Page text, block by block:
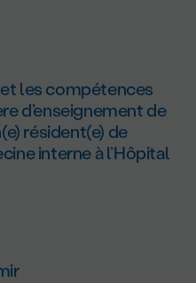
les compétences
d’enseignement de
résident(e) de
interne à l’Hôpital